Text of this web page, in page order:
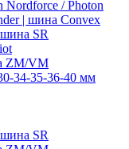
Nordforce / Photon
| шина Convex
SR
ZM/VM
34-35-36-40 мм
SR